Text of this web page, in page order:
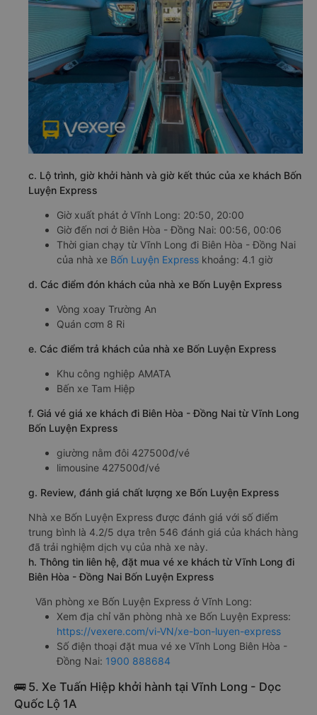
c. Lộ trình, giờ khởi hành và giờ kết thúc của xe khách Bốn
Luyện Express
Giờ xuất phát ở Vĩnh Long: 20:50, 20:00
Giờ đến nơi ở Biên Hòa - Đồng Nai: 00:56, 00:06
Thời gian chạy từ Vĩnh Long đi Biên Hòa - Đồng Nai
của nhà xe Bốn Luyện Express khoảng: 4.1 giờ
d. Các điểm đón khách của nhà xe Bốn Luyện Express
Vòng xoay Trường An
Quán cơm 8 Ri
e. Các điểm trả khách của nhà xe Bốn Luyện Express
Khu công nghiệp AMATA
Bến xe Tam Hiệp
f. Giá vé giá xe khách đi Biên Hòa - Đồng Nai từ Vĩnh Long
Bốn Luyện Express
giường nằm đôi 427500đ/vé
limousine 427500đ/vé
g. Review, đánh giá chất lượng xe Bốn Luyện Express
Nhà xe Bốn Luyện Express được đánh giá với số điểm
trung bình là 4.2/5 dựa trên 546 đánh giá của khách hàng
đã trải nghiệm dịch vụ của nhà xe này.
h. Thông tin liên hệ, đặt mua vé xe khách từ Vĩnh Long đi
Biên Hòa - Đồng Nai Bốn Luyện Express
Văn phòng xe Bốn Luyện Express ở Vĩnh Long:
Xem địa chỉ văn phòng nhà xe Bốn Luyện Express:
https://vexere.com/vi-VN/xe-bon-luyen-express
Số điện thoại đặt mua vé xe Vĩnh Long Biên Hòa -
Đồng Nai: 1900 888684
🚌 5. Xe Tuấn Hiệp khởi hành tại Vĩnh Long - Dọc
Quốc Lộ 1A